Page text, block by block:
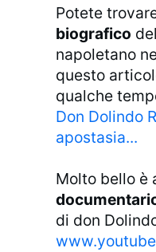
Potete
biografico
napoletano
questo
qualche
Don Dolindo
apostasia...
Molto bello è
di don